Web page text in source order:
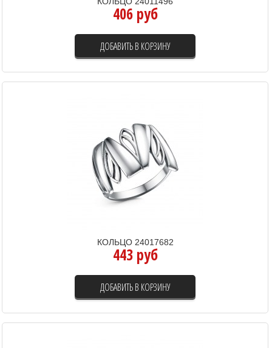
406 руб
ДОБАВИТЬ В КОРЗИНУ
КОЛЬЦО 24017682
443 руб
ДОБАВИТЬ В КОРЗИНУ